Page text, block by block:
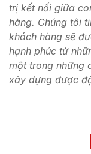
trị kết nối giữa
hàng. Chúng tôi
khách hàng sẽ
hạnh phúc từ
một trong những
xây dựng được